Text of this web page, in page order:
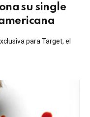
su single
para Target, el